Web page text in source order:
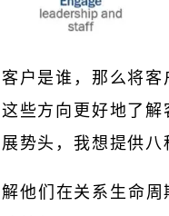
户是谁，那么将客
些方向更好地了
势头，我想提供八
他们在关系生命